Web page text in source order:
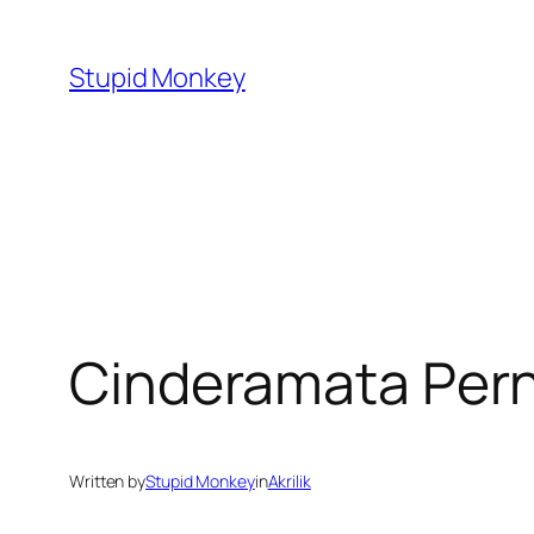
content
Stupid Monkey
Cinderamata
Written byStupid MonkeyinAkrilik